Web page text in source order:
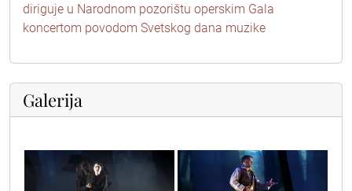
diriguje u Narodnom pozorištu operskim Gala
koncertom povodom Svetskog dana muzike
Galerija